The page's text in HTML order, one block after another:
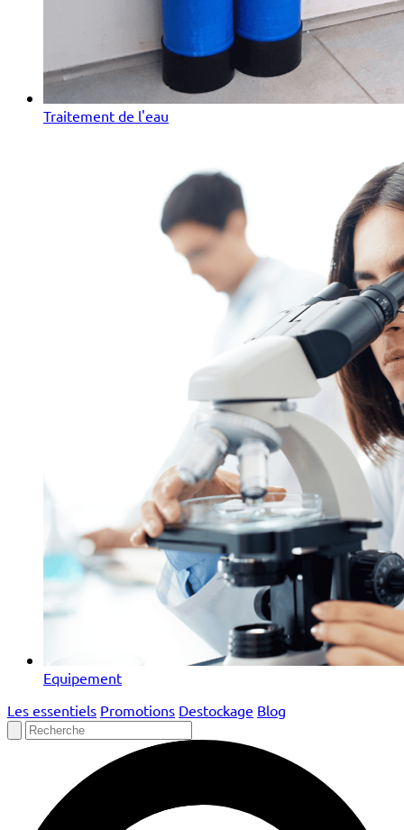
Traitement de l'eau
Equipement
Les essentiels Promotions Destockage Blog